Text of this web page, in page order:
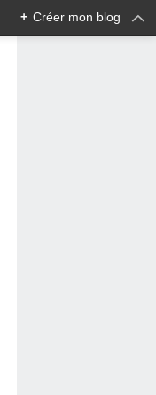
+ Créer mon blog